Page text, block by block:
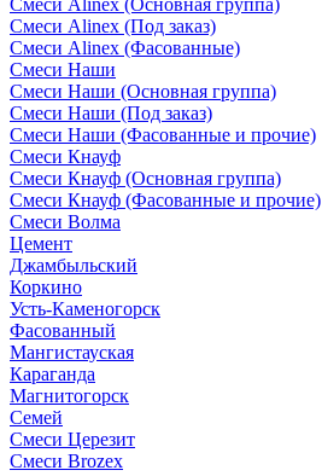
Смеси Alinex (Основная группа)
Смеси Alinex (Под заказ)
Смеси Alinex (Фасованные)
Смеси Наши
Смеси Наши (Основная группа)
Смеси Наши (Под заказ)
Смеси Наши (Фасованные и прочие)
Смеси Кнауф
Смеси Кнауф (Основная группа)
Смеси Кнауф (Фасованные и прочие)
Смеси Волма
Цемент
Джамбыльский
Коркино
Усть-Каменогорск
Фасованный
Мангистауская
Караганда
Магнитогорск
Семей
Смеси Церезит
Смеси Brozex